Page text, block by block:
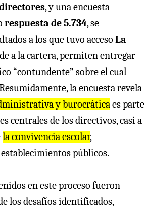
, y una encuesta
respuesta de 5.734, se
a los que tuvo acceso La
a la cartera, permiten entregar
“contundente” sobre el cual
la encuesta revela
y burocráticaes parte
centrales de los directivos, casi a
la convivencia escolar,
públicos.
en este proceso fueron
los desafíos identificados,